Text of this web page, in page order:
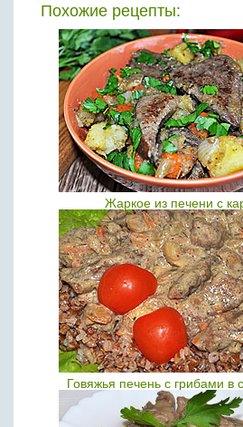
Похожие рецепты:
Жаркое из печени с
Говяжья печень с грибами в